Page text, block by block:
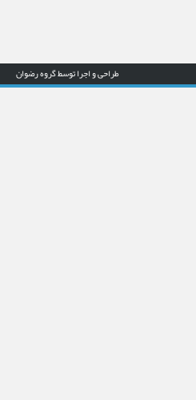
طراحی و اجرا توسط گروه رضوان